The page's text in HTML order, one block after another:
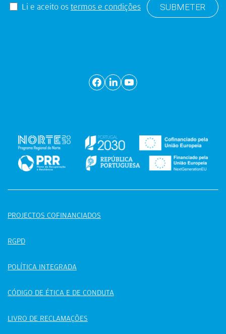
Li e aceito os termos e condições
PROJECTOS COFINANCIADOS
RGPD
POLÍTICA INTEGRADA
CÓDIGO DE ÉTICA E DE CONDUTA
LIVRO DE RECLAMAÇÕES